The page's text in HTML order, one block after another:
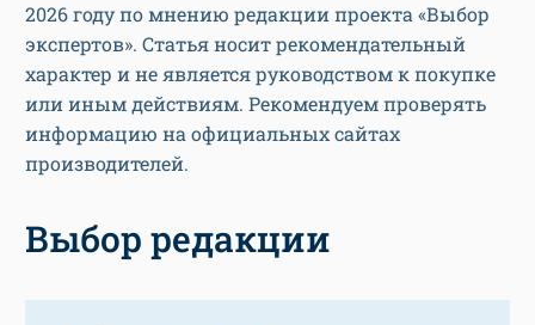
2026 году по мнению редакции проекта «Выбор
экспертов». Статья носит рекомендательный
характер и не является руководством к покупке
или иным действиям. Рекомендуем проверять
информацию на официальных сайтах
производителей.
Выбор редакции